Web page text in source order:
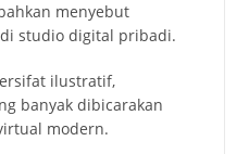
menyebut
studio digital pribadi.
ilustratif,
banyak dibicarakan
modern.